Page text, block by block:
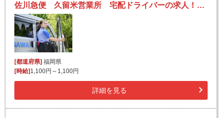
佐川急便 久留米営業所 宅配ドライバーの求人！未経験歓迎！先輩たちがサポートします♪
[都道府県] 福岡県
[時給] 1,100円～1,100円
詳細を見る